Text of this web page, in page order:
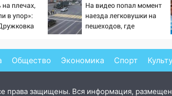
плечах,
в упор»:
На видео попал момент
наезда легковушки на
пешеходов, где
06/08/2026 – Новости
Общество Экономика Спорт
права защищены. Вся информация,